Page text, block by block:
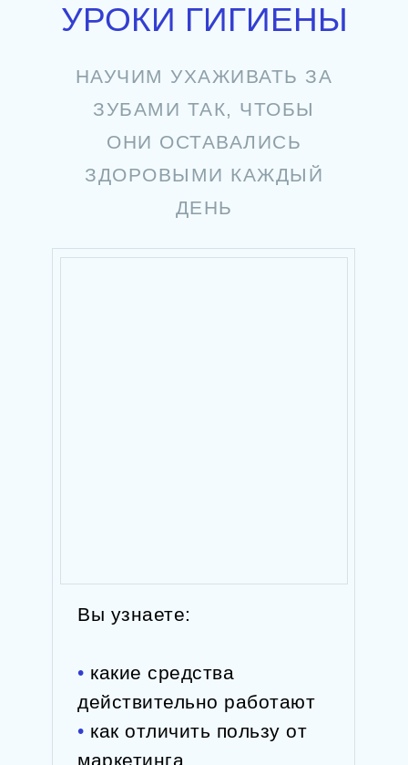
УРОКИ ГИГИЕНЫ
НАУЧИМ УХАЖИВАТЬ ЗА
ЗУБАМИ ТАК, ЧТОБЫ
ОНИ ОСТАВАЛИСЬ
ЗДОРОВЫМИ КАЖДЫЙ
ДЕНЬ
Вы узнаете:
• какие средства
действительно работают
• как отличить пользу от
маркетинга